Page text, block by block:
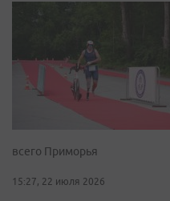
всего Приморья
15:27, 22 июля 2026